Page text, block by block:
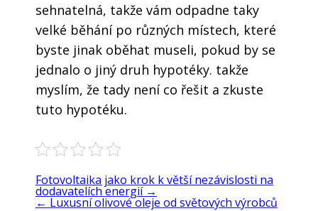
sehnatelná, takže vám odpadne taky
velké běhání po různých místech, které
byste jinak oběhat museli, pokud by se
jednalo o jiný druh hypotéky. takže
myslím, že tady není co řešit a zkuste
tuto hypotéku.
Fotovoltaika jako krok k větší nezávislosti na
dodavatelích energií→
←Luxusní olivové oleje od světových výrobců